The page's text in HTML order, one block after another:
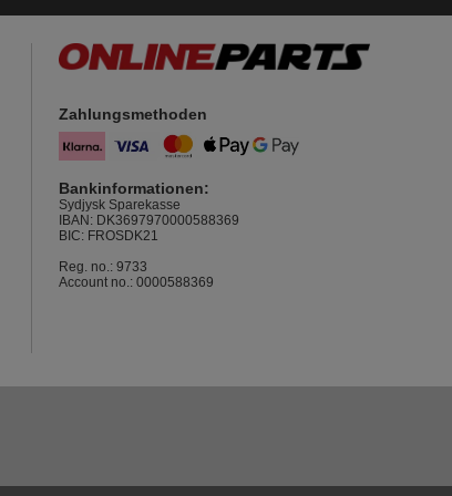
Zahlungsmethoden
Bankinformationen:
Sydjysk Sparekasse
IBAN: DK3697970000588369
BIC: FROSDK21
Reg. no.: 9733
Account no.: 0000588369